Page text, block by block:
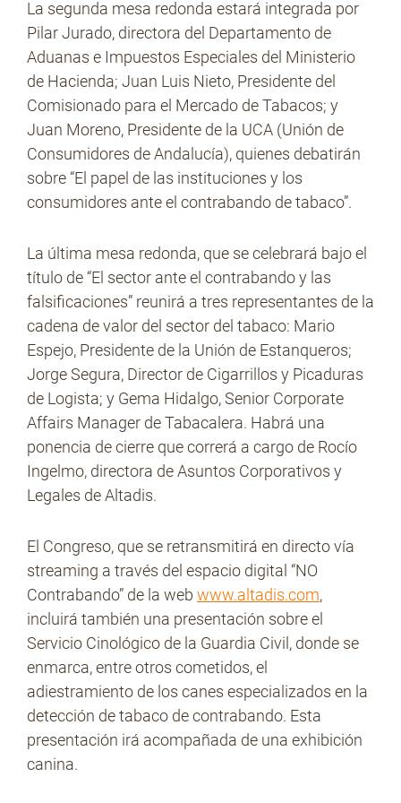
La segunda mesa redonda estará integrada por
Pilar Jurado, directora del Departamento de
Aduanas e Impuestos Especiales del Ministerio
de Hacienda; Juan Luis Nieto, Presidente del
Comisionado para el Mercado de Tabacos; y
Juan Moreno, Presidente de la UCA (Unión de
Consumidores de Andalucía), quienes debatirán
sobre “El papel de las instituciones y los
consumidores ante el contrabando de tabaco”.
La última mesa redonda, que se celebrará bajo el
título de “El sector ante el contrabando y las
falsificaciones” reunirá a tres representantes de la
cadena de valor del sector del tabaco: Mario
Espejo, Presidente de la Unión de Estanqueros;
Jorge Segura, Director de Cigarrillos y Picaduras
de Logista; y Gema Hidalgo, Senior Corporate
Affairs Manager de Tabacalera. Habrá una
ponencia de cierre que correrá a cargo de Rocío
Ingelmo, directora de Asuntos Corporativos y
Legales de Altadis.
El Congreso, que se retransmitirá en directo vía
streaming a través del espacio digital “NO
Contrabando” de la web www.altadis.com,
incluirá también una presentación sobre el
Servicio Cinológico de la Guardia Civil, donde se
enmarca, entre otros cometidos, el
adiestramiento de los canes especializados en la
detección de tabaco de contrabando. Esta
presentación irá acompañada de una exhibición
canina.